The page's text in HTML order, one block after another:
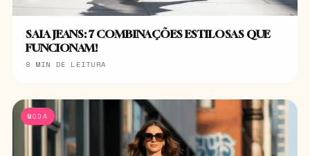
SAIA JEANS: 7 COMBINAÇÕES ESTILOSAS QUE
FUNCIONAM!
8 MIN DE LEITURA
MODA